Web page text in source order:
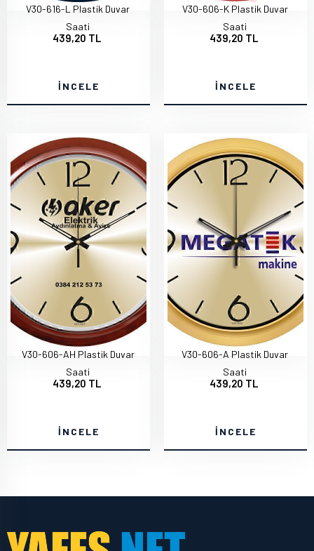
V30-616-L Plastik Duvar
Saati
439,20 TL
İNCELE
V30-606-K Plastik Duvar
Saati
439,20 TL
İNCELE
V30-606-AH Plastik Duvar
Saati
439,20 TL
İNCELE
V30-606-A Plastik Duvar
Saati
439,20 TL
İNCELE